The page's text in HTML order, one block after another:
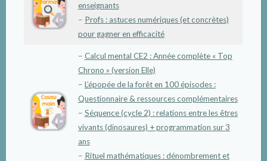
enseignants
– Profs : astuces numériques (et concrètes)
pour gagner en efficacité
– Calcul mental CE2 : Année complète « Top
Chrono » (version Elle)
– L’épopée de la forêt en 100 épisodes :
Questionnaire & ressources complémentaires
– Séquence (cycle 2) : relations entre les êtres
vivants (dinosaures) + programmation sur 3
ans
– Rituel mathématiques : dénombrement et